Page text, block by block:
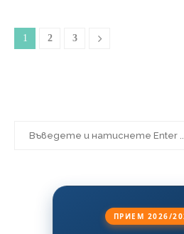
1 2 3
ПРИЕМ 2026/